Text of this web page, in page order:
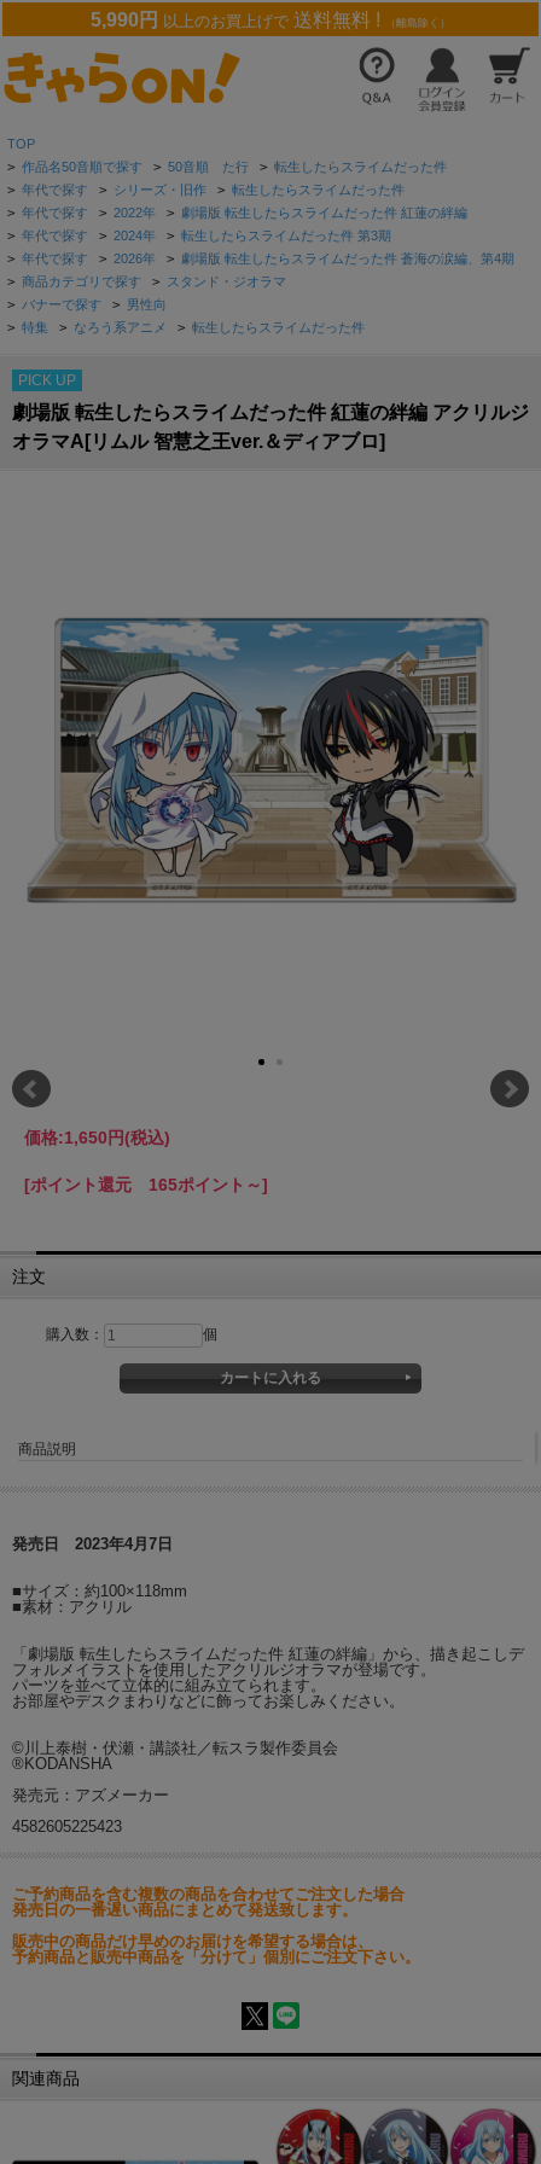
5,990円 以上のお買上げで 送料無料 ! （離島除く）
TOP
> 作品名50音順で探す > 50音順 た行 > 転生したらスライムだった件
> 年代で探す > シリーズ・旧作 > 転生したらスライムだった件
> 年代で探す > 2022年 > 劇場版 転生したらスライムだった件 紅蓮の絆編
> 年代で探す > 2024年 > 転生したらスライムだった件 第3期
> 年代で探す > 2026年 > 劇場版 転生したらスライムだった件 蒼海の涙編、第4期
> 商品カテゴリで探す > スタンド・ジオラマ
> バナーで探す > 男性向
> 特集 > なろう系アニメ > 転生したらスライムだった件
PICK UP
劇場版 転生したらスライムだった件 紅蓮の絆編 アクリルジ
オラマA[リムル 智慧之王ver.＆ディアブロ]
価格:1,650円(税込)
[ポイント還元 165ポイント～]
注文
購入数： 個
商品説明
発売日 2023年4月7日
■サイズ：約100×118mm
■素材：アクリル
「劇場版 転生したらスライムだった件 紅蓮の絆編」から、描き起こしデ
フォルメイラストを使用したアクリルジオラマが登場です。
パーツを並べて立体的に組み立てられます。
お部屋やデスクまわりなどに飾ってお楽しみください。
©川上泰樹・伏瀬・講談社／転スラ製作委員会
®KODANSHA
発売元：アズメーカー
4582605225423
ご予約商品を含む複数の商品を合わせてご注文した場合
発売日の一番遅い商品にまとめて発送致します。
販売中の商品だけ早めのお届けを希望する場合は、
予約商品と販売中商品を「分けて」個別にご注文下さい。
関連商品